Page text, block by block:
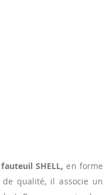
fauteuil SHELL, en forme
qualité, il associe un